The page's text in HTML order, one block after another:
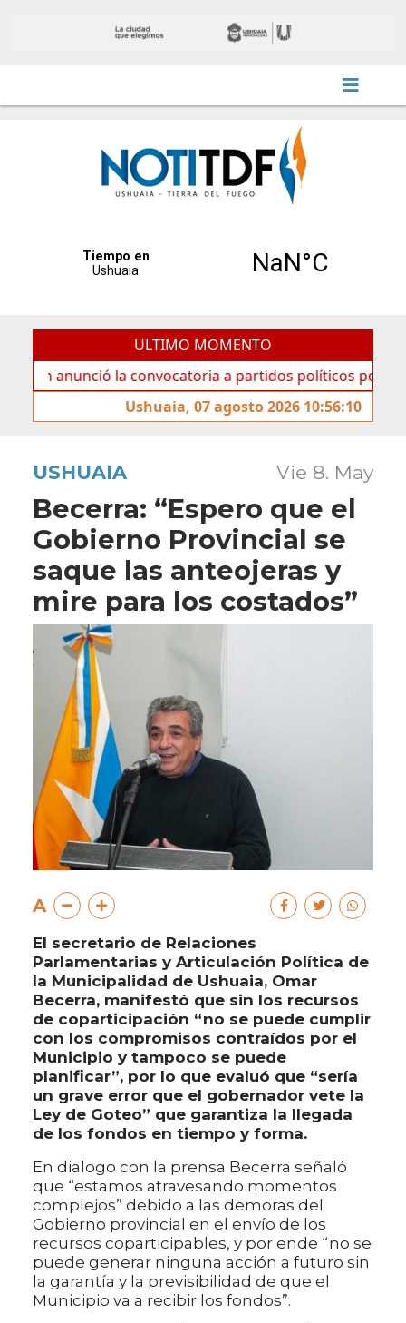
ULTIMO MOMENTO
anunció la convocatoria a partidos políticos por «ficha
Ushuaia, 07 agosto 2026 10:56:10
USHUAIA Vie 8. May
Becerra: “Espero que el
Gobierno Provincial se
saque las anteojeras y
mire para los costados”
A
El secretario de Relaciones
Parlamentarias y Articulación Política de
la Municipalidad de Ushuaia, Omar
Becerra, manifestó que sin los recursos
de coparticipación “no se puede cumplir
con los compromisos contraídos por el
Municipio y tampoco se puede
planificar”, por lo que evaluó que “sería
un grave error que el gobernador vete la
Ley de Goteo” que garantiza la llegada
de los fondos en tiempo y forma.
En dialogo con la prensa Becerra señaló
que “estamos atravesando momentos
complejos” debido a las demoras del
Gobierno provincial en el envío de los
recursos coparticipables, y por ende “no se
puede generar ninguna acción a futuro sin
la garantía y la previsibilidad de que el
Municipio va a recibir los fondos”.